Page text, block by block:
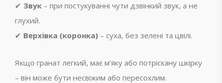
✔ Звук – при постукуванні чути дзвінкий звук, а не
глухий.
✔ Верхівка (коронка) – суха, без зелені та цвілі.
Якщо гранат легкий, має м’яку або потріскану шкірку
– він може бути несвіжим або пересохлим.